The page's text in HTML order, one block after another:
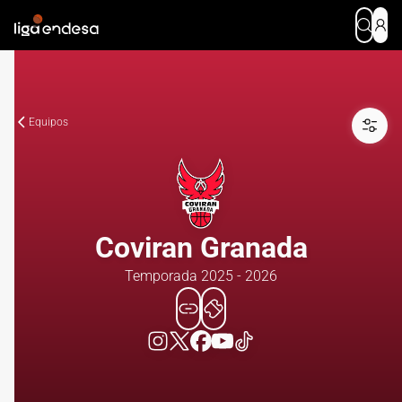
Equipos
Coviran Granada
Temporada 2025 - 2026